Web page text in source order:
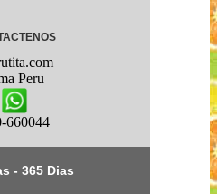
Peru
660044
- 365 Dias